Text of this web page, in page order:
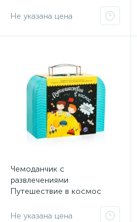
Не указана цена
Чемоданчик с
развлечениями
Путешествие в космос
Не указана цена